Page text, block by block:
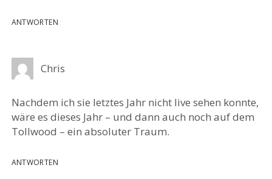
ANTWORTEN
Chris
Nachdem ich sie letztes Jahr nicht live sehen konnte,
wäre es dieses Jahr – und dann auch noch auf dem
Tollwood – ein absoluter Traum.
ANTWORTEN